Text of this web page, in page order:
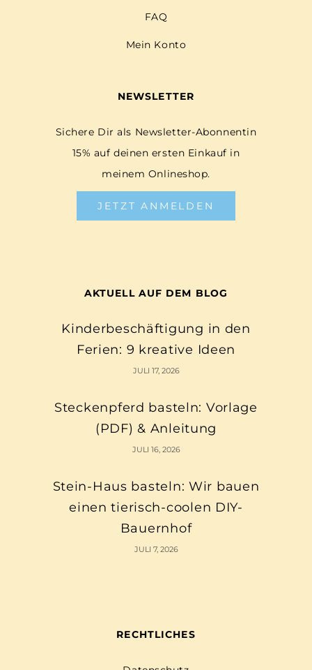
FAQ
Mein Konto
NEWSLETTER
Sichere Dir als Newsletter-Abonnentin
15% auf deinen ersten Einkauf in
meinem Onlineshop.
JETZT ANMELDEN
AKTUELL AUF DEM BLOG
Kinderbeschäftigung in den
Ferien: 9 kreative Ideen
JULI 17, 2026
Steckenpferd basteln: Vorlage
(PDF) & Anleitung
JULI 16, 2026
Stein-Haus basteln: Wir bauen
einen tierisch-coolen DIY-
Bauernhof
JULI 7, 2026
RECHTLICHES